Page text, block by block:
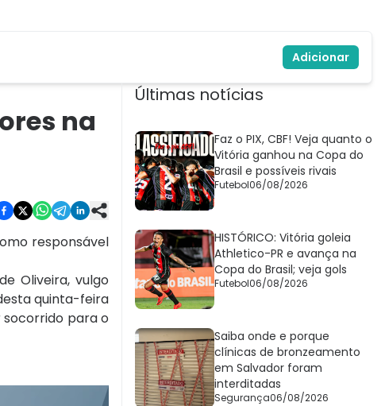
Adicionar
na
responsável
Oliveira, vulgo
quinta-feira
socorrido para o
Últimas notícias
Faz o PIX, CBF! Veja quanto o
Vitória ganhou na Copa do
Brasil e possíveis rivais
Futebol06/08/2026
HISTÓRICO: Vitória goleia
Athletico-PR e avança na
Copa do Brasil; veja gols
Futebol06/08/2026
Saiba onde e porque
clínicas de bronzeamento
em Salvador foram
interditadas
Segurança06/08/2026